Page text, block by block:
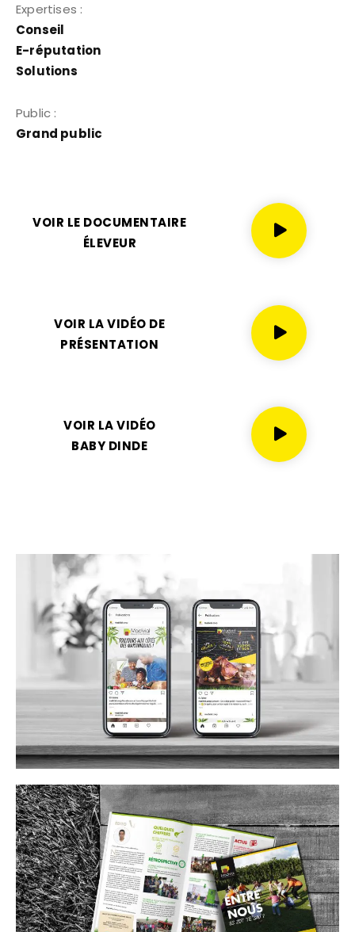
Expertises :
Conseil
E-réputation
Solutions
Public :
Grand public
VOIR LE DOCUMENTAIRE
ÉLEVEUR
VOIR LA VIDÉO DE
PRÉSENTATION
VOIR LA VIDÉO
BABY DINDE